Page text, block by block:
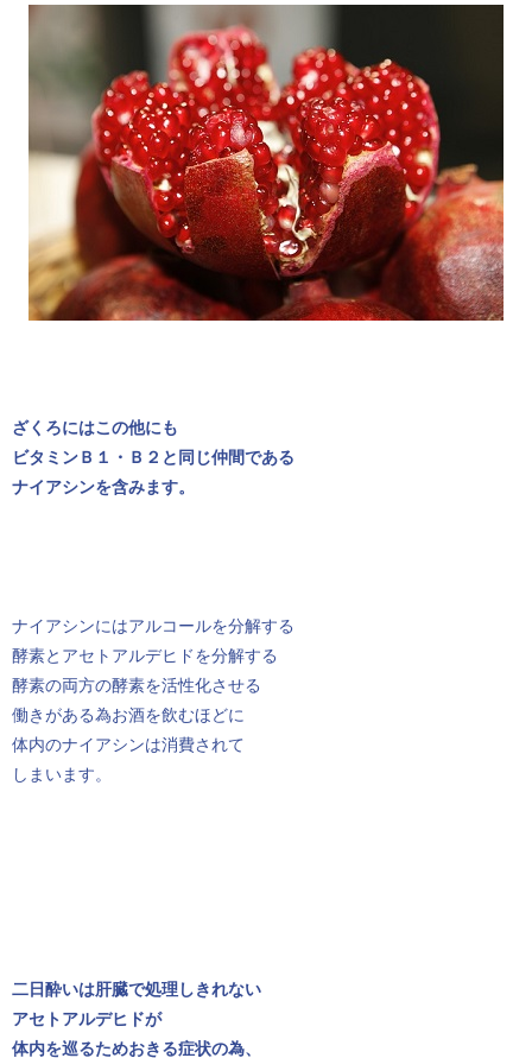
ざくろにはこの他にも
ビタミンＢ１・Ｂ２と同じ仲間である
ナイアシンを含みます。
ナイアシンにはアルコールを分解する
酵素とアセトアルデヒドを分解する
酵素の両方の酵素を活性化させる
働きがある為お酒を飲むほどに
体内のナイアシンは消費されて
しまいます。
二日酔いは肝臓で処理しきれない
アセトアルデヒドが
体内を巡るためおきる症状の為、